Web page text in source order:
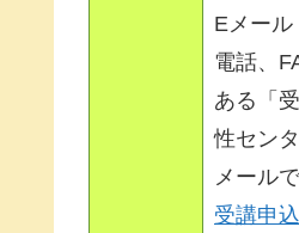
Eメー
電話、
ある「
性セン
メール
受講申